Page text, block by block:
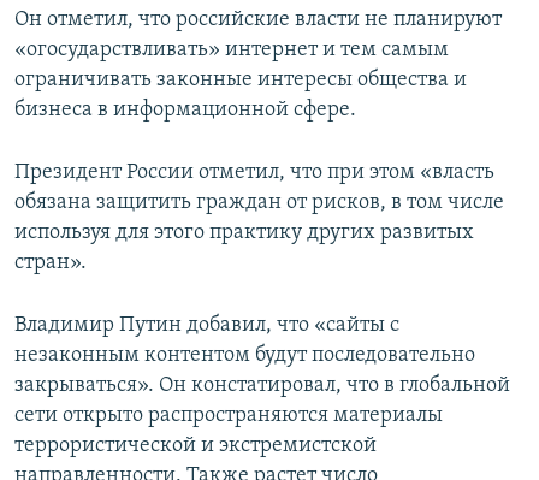
Он отметил, что российские власти не планируют
«огосударствливать» интернет и тем самым
ограничивать законные интересы общества и
бизнеса в информационной сфере.
Президент России отметил, что при этом «власть
обязана защитить граждан от рисков, в том числе
используя для этого практику других развитых
стран».
Владимир Путин добавил, что «сайты с
незаконным контентом будут последовательно
закрываться». Он констатировал, что в глобальной
сети открыто распространяются материалы
террористической и экстремистской